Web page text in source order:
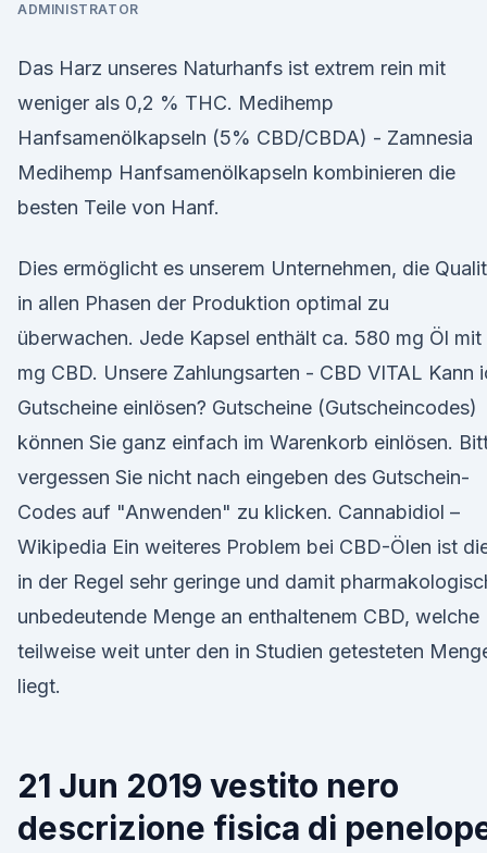
ADMINISTRATOR
Das Harz unseres Naturhanfs ist extrem rein mit
weniger als 0,2 % THC. Medihemp
Hanfsamenölkapseln (5% CBD/CBDA) - Zamnesia
Medihemp Hanfsamenölkapseln kombinieren die
besten Teile von Hanf.
Dies ermöglicht es unserem Unternehmen, die
in allen Phasen der Produktion optimal zu
überwachen. Jede Kapsel enthält ca. 580 mg Öl mit
mg CBD. Unsere Zahlungsarten - CBD VITAL Kann
Gutscheine einlösen? Gutscheine (Gutscheincodes)
können Sie ganz einfach im Warenkorb einlösen.
vergessen Sie nicht nach eingeben des Gutschein-
Codes auf "Anwenden" zu klicken. Cannabidiol –
Wikipedia Ein weiteres Problem bei CBD-Ölen ist
in der Regel sehr geringe und damit
unbedeutende Menge an enthaltenem CBD, welche
teilweise weit unter den in Studien getesteten
liegt.
21 Jun 2019 vestito nero
descrizione fisica di